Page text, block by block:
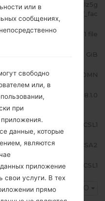
qlwy3f_fac
1 file
2.11 GiB
Samsung SM-J710MN
Android Oreo 8.1.0
J710MNUBS4CSL1
J710MNUUB4CSA2
J710MNUBS4CSL1
ARO
или в
сообщениях,
свободно
или, в
при
приложения.
данные, которые
являются
приложение
свои услуги. В тех
прямо